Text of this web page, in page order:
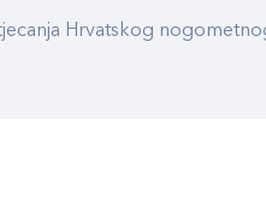
Hrvatskog